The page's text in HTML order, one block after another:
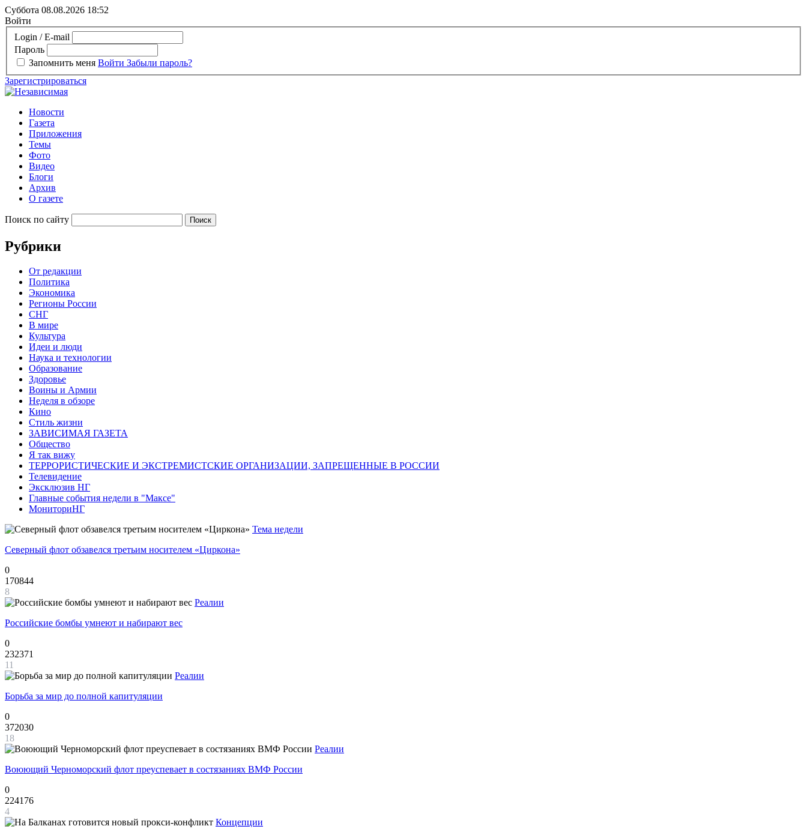
Суббота 08.08.2026 18:52
Войти
Login / E-mail
Пароль
Запомнить меня Войти Забыли пароль?
Зарегистрироваться
Новости
Газета
Приложения
Темы
Фото
Видео
Блоги
Архив
О газете
Поиск по сайту
Рубрики
От редакции
Политика
Экономика
Регионы России
СНГ
В мире
Культура
Идеи и люди
Наука и технологии
Образование
Здоровье
Воины и Армии
Неделя в обзоре
Кино
Стиль жизни
ЗАВИСИМАЯ ГАЗЕТА
Общество
Я так вижу
ТЕРРОРИСТИЧЕСКИЕ И ЭКСТРЕМИСТСКИЕ ОРГАНИЗАЦИИ, ЗАПРЕЩЕННЫЕ В РОССИИ
Телевидение
Эксклюзив НГ
Главные события недели в "Максе"
МониториНГ
Тема недели
Северный флот обзавелся третьим носителем «Циркона»
0
170844
8
Реалии
Российские бомбы умнеют и набирают вес
0
232371
11
Реалии
Борьба за мир до полной капитуляции
0
372030
18
Реалии
Воюющий Черноморский флот преуспевает в состязаниях ВМФ России
0
224176
4
Концепции